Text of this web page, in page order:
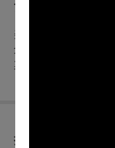
節目介紹
美江舞蹈團2024創新
創的構思，來傳述懷
染樂、桐花衫⋯舞出
折扣方案